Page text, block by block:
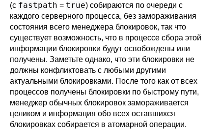
(с fastpath = true) собираются по очереди с
каждого серверного процесса, без замораживания
состояния всего менеджера блокировок, так что
существует возможность, что в процессе сбора этой
информации блокировки будут освобождены или
получены. Заметьте однако, что эти блокировки не
должны конфликтовать с любыми другими
актуальными блокировками. После того как от всех
процессов получены блокировки по быстрому пути,
менеджер обычных блокировок замораживается
целиком и информация обо всех оставшихся
блокировках собирается в атомарной операции.